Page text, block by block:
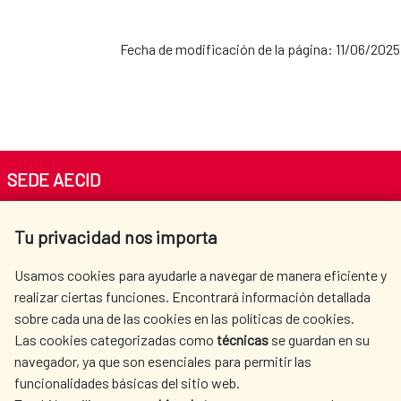
Fecha de modificación de la página: 11/06/2025
Tu privacidad nos importa
Usamos cookies para ayudarle a navegar de manera eficiente y
realizar ciertas funciones. Encontrará información detallada
sobre cada una de las cookies en las políticas de cookies.
Las cookies categorizadas como técnicas se guardan en su
navegador, ya que son esenciales para permitir las
funcionalidades básicas del sitio web.
SEDE AECID
Tel. +34 900 20 30 54​​​​​​​
AECID
WHERE DO WE COOPERATE?
SPANISH HUMANITARIAN
ACTION
PRESS ROOM